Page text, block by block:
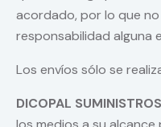
acordado, por lo que
responsabilidad alguna
Los envíos sólo se
DICOPAL